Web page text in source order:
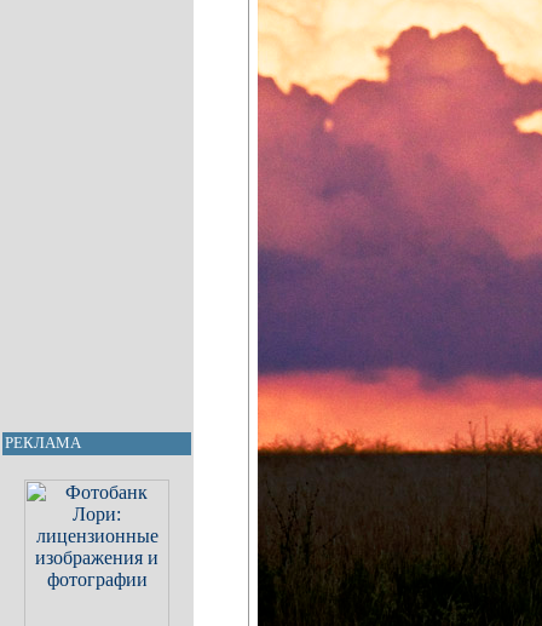
РЕКЛАМА